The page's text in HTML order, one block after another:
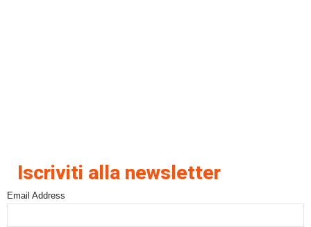
Iscriviti alla newsletter
Email Address